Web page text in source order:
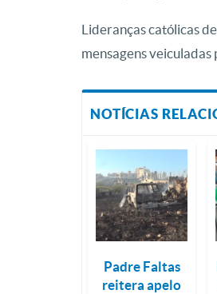
Lideranças católicas
mensagens veiculadas
NOTÍCIAS
Padre Faltas
reitera apelo